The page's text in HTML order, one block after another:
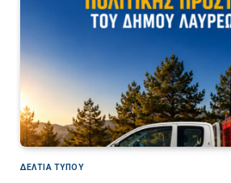
ΔΕΛΤΙΑ ΤΥΠΟΥ